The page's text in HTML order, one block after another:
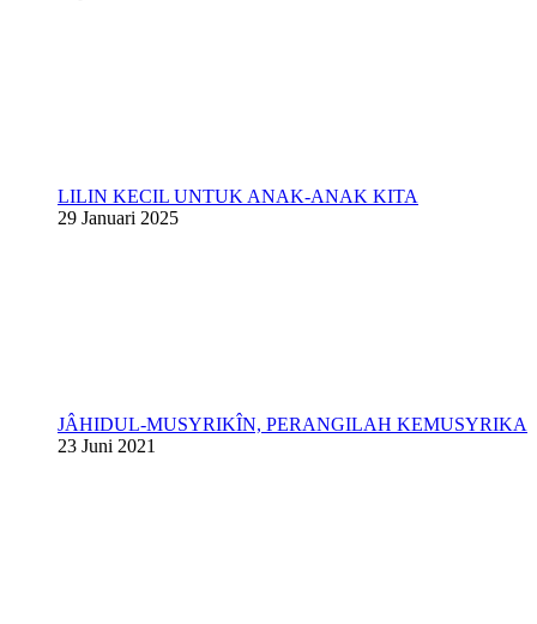
LILIN KECIL UNTUK ANAK-ANAK KITA
29 Januari 2025
JÂHIDUL-MUSYRIKÎN, PERANGILAH KEMUSYRIKA
23 Juni 2021